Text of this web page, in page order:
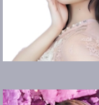
天明 れい